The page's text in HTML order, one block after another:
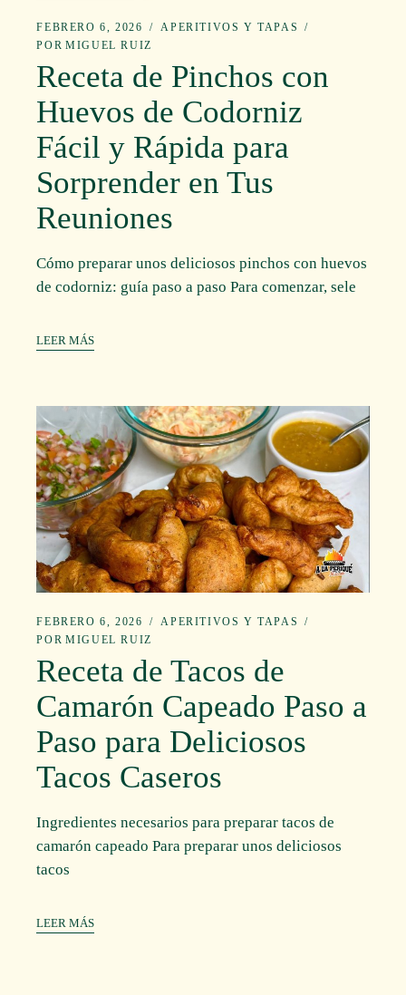
FEBRERO 6, 2026
APERITIVOS Y TAPAS
POR MIGUEL RUIZ
Receta de Pinchos con
Huevos de Codorniz
Fácil y Rápida para
Sorprender en Tus
Reuniones
Cómo preparar unos deliciosos pinchos con huevos
de codorniz: guía paso a paso Para comenzar, sele
LEER MÁS
FEBRERO 6, 2026
APERITIVOS Y TAPAS
POR MIGUEL RUIZ
Receta de Tacos de
Camarón Capeado Paso a
Paso para Deliciosos
Tacos Caseros
Ingredientes necesarios para preparar tacos de
camarón capeado Para preparar unos deliciosos
tacos
LEER MÁS